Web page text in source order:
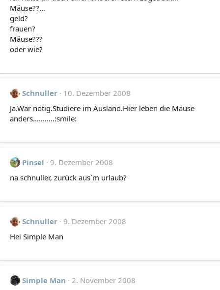
Mäuse??...
geld?
frauen?
Mäuse???
oder wie?
Schnuller
10. Dezember 2008
Ja.War nötig.Studiere im Ausland.Hier leben die Mäuse
anders...........:smile:
Pinsel
9. Dezember 2008
na schnuller, zurück aus`m urlaub?
Schnuller
9. Dezember 2008
Hei Simple Man
Simple Man
2. November 2008